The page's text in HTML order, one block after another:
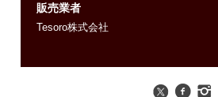
販売業者
Tesoro株式会社